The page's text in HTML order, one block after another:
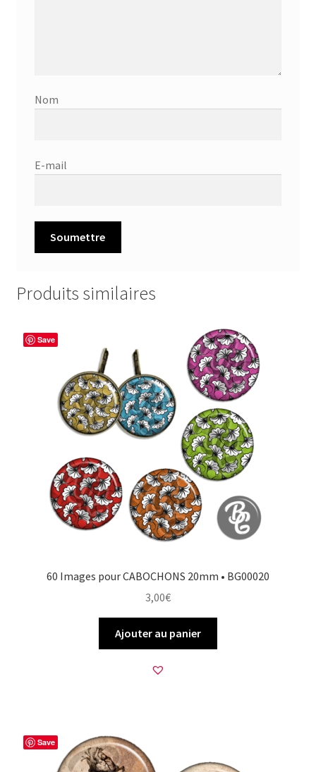
Nom
E-mail
Produits similaires
Save
60 Images pour CABOCHONS 20mm • BG00020
3,00€
Ajouter au panier
Save